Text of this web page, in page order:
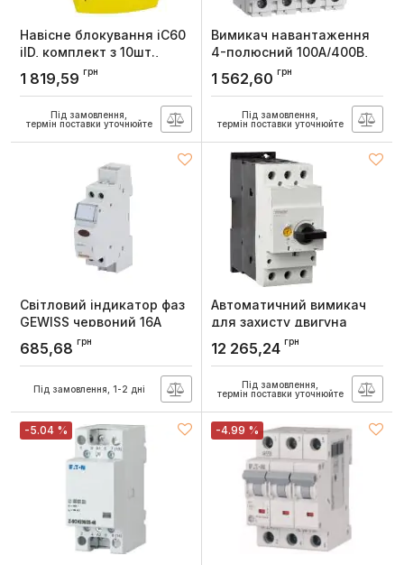
Навісне блокування iC60
iID, комплект з 10шт.,
Schneider Electric
Артикул:
1 819,59 грн
Під замовлення,
термін поставки уточнюйте
Вимикач навантаження
4-полюсний 100А/400В,
Артикул:
1 562,60 грн
Під замовлення,
термін поставки уточнюйте
Світловий індикатор фаз
GEWISS червоний 16А
Артикул:
685,68 грн
Під замовлення, 1-2 дні
Автоматичний вимикач
для захисту двигуна
Hager розмір-2 I=25-32А
3М
12 265,24 грн
Під замовлення,
термін поставки уточнюйте
-5.04 % -4.99 %